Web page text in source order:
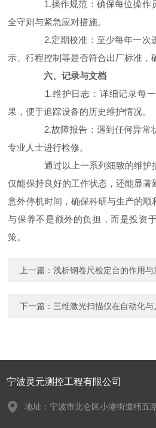
1.操作规范：确保每位操作
全守则与紧急应对措施。
2.定期校准：至少每年一次
示、行程控制等是否符合出厂标准，
六、记录与文档
1.维护日志：详细记录每一
果，便于追踪设备的历史维护情况。
2.故障报告：遇到任何异常
专业人士进行检修。
通过以上一系列细致的维护
仅能保持良好的工作状态，还能显著
意外停机时间，确保科研与生产的顺
与保养不是额外的负担，而是投资
策。
上一篇：浅析钢卷尺检定台的作用与
下一篇： 三维激光扫描仪在自动化
宁波灵元测控工程有限公司
地址：宁波市北仑区小港街道纬五